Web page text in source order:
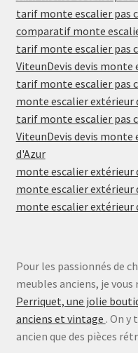
tarif monte escalier pas
comparatif monte
tarif monte escalier pas
ViteunDevis devis monte
tarif monte escalier pas
monte escalier extérieur
tarif monte escalier pas
ViteunDevis devis
d'Azur
monte escalier extérieur
monte escalier extérieur
monte escalier extérieur
Pour les passionnés de
meubles anciens, je
Perriquet, une jolie
anciens et vintage . On y
ancien que des pièces